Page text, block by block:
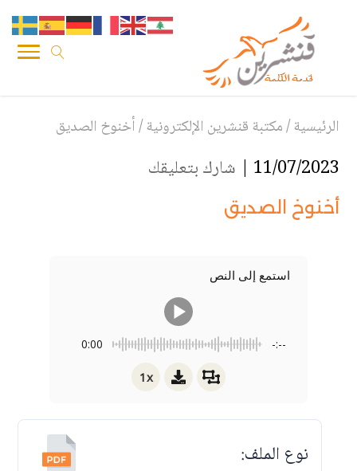
الرئيسية/مكتبة قنشرين الإلكترونية/أخنوخ الصديق
11/07/2023 | شارك بتعليقك
أخنوخ الصديق
استمع إلى النص
0:00 -:--
1x
نوع الملف: